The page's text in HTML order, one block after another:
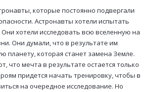
которые постоянно подвергали
Астронавты хотели испытать
хотели исследовать всю вселенную на
Они думали, что в результате им
планету, которая станет замена Земле.
что мечта в результате остается только
придется начать тренировку, чтобы в
на очередное исследование. Но